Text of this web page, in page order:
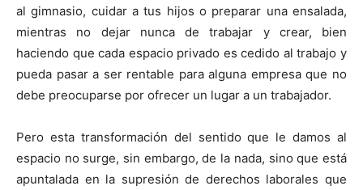
al gimnasio, cuidar a tus hijos o preparar una ensalada,
mientras no dejar nunca de trabajar y crear, bien
haciendo que cada espacio privado es cedido al trabajo y
pueda pasar a ser rentable para alguna empresa que no
debe preocuparse por ofrecer un lugar a un trabajador.
Pero esta transformación del sentido que le damos al
espacio no surge, sin embargo, de la nada, sino que está
apuntalada en la supresión de derechos laborales que